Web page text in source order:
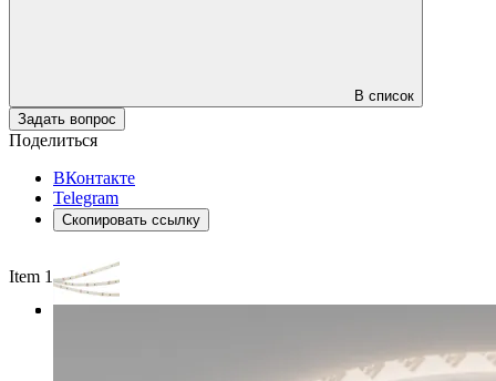
В список
Задать вопрос
Поделиться
ВКонтакте
Telegram
Скопировать ссылку
Item 1 of 3